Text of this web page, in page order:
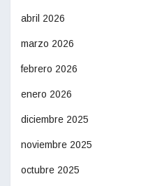
abril 2026
marzo 2026
febrero 2026
enero 2026
diciembre 2025
noviembre 2025
octubre 2025